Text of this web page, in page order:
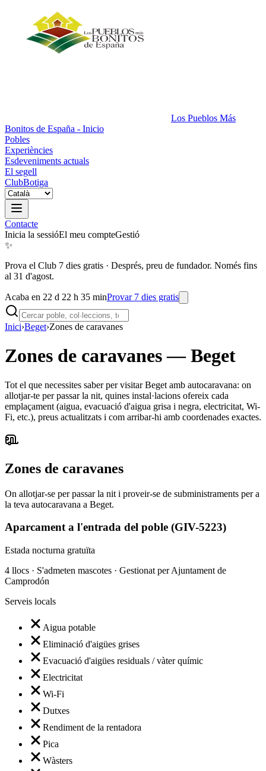
Los Pueblos Más
Bonitos de España - Inicio
Pobles
Experiències
Esdeveniments actuals
El segell
ClubBotiga
Contacte
Inicia la sessióEl meu compteGestió
✨
Prova el Club 7 dies gratis · Després, preu de fundador. Només fins
al 31 d'agost.
Acaba en 22 d 22 h 35 minProvar 7 dies gratis
Inici›Beget›Zones de caravanes
Zones de caravanes—Beget
Tot el que necessites saber per visitar Beget amb autocaravana: on
allotjar-te per passar la nit, quines instal·lacions ofereix cada
emplaçament (aigua, evacuació d'aigua grisa i negra, electricitat, Wi-
Fi, etc.), preus actualitzats i com arribar-hi amb coordenades exactes.
Zones de caravanes
On allotjar-se per passar la nit i proveir-se de subministraments per a
la teva autocaravana a Beget.
Aparcament a l'entrada del poble (GIV-5223)
Estada nocturna gratuïta
4 llocs · S'admeten mascotes · Gestionat per Ajuntament de
Camprodón
Serveis locals
Aigua potable
Eliminació d'aigües grises
Evacuació d'aigües residuals / vàter químic
Electricitat
Wi-Fi
Dutxes
Rendiment de la rentadora
Pica
Wàsters